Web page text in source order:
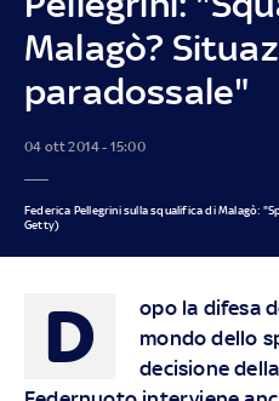
Malagò?
paradossale"
04 ott 2014 - 15:00
Federica Pellegrini sulla squalifica di Malagò:
Getty)
D
opo la difesa
mondo dello
decisione